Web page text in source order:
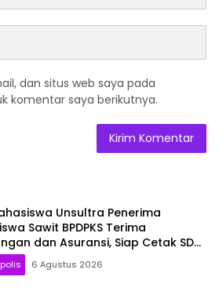
dan situs web saya pada
komentar saya berikutnya.
Unsultra Penerima
Sawit BPDPKS Terima
dan Asuransi, Siap Cetak SDM
6 Agustus 2026